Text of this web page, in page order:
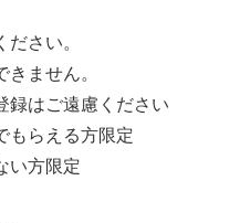
さい。
ません。
録はご遠慮ください
もらえる方限定
い方限定